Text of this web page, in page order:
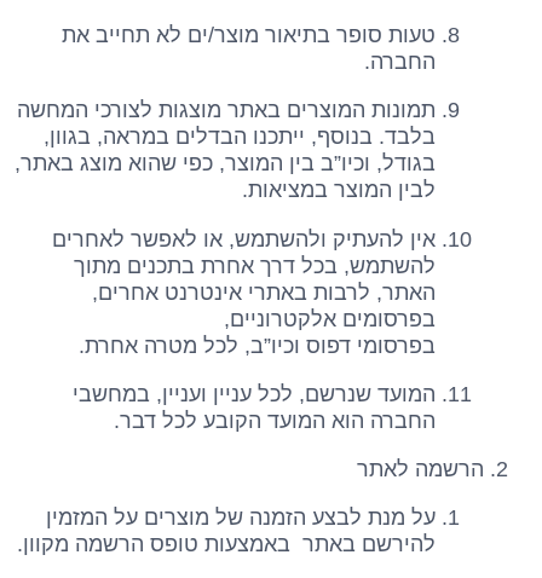
טעות סופר בתיאור מוצר/ים לא תחייב את
החברה.
תמונות המוצרים באתר מוצגות לצורכי המחשה
בלבד. בנוסף, ייתכנו הבדלים במראה, בגוון,
בגודל, וכיו”ב בין המוצר, כפי שהוא מוצג באתר,
לבין המוצר במציאות.
אין להעתיק ולהשתמש, או לאפשר לאחרים
להשתמש, בכל דרך אחרת בתכנים מתוך
האתר, לרבות באתרי אינטרנט אחרים,
בפרסומים אלקטרוניים,
בפרסומי דפוס וכיו”ב, לכל מטרה אחרת.
המועד שנרשם, לכל עניין ועניין, במחשבי
החברה הוא המועד הקובע לכל דבר.
הרשמה לאתר
על מנת לבצע הזמנה של מוצרים על המזמין
להירשם באתר באמצעות טופס הרשמה מקוון.